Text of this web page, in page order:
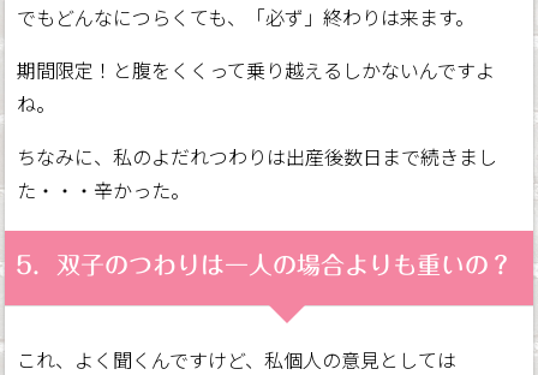
でもどんなにつらくても、「必ず」終わりは来ます。
期間限定！と腹をくくって乗り越えるしかないんですよ
ね。
ちなみに、私のよだれつわりは出産後数日まで続きまし
た・・・辛かった。
5．双子のつわりは一人の場合よりも重いの？
これ、よく聞くんですけど、私個人の意見としては